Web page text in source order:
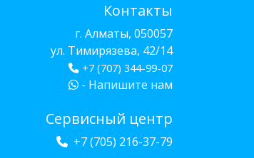
Контакты
г. Алматы, 050057
ул. Тимирязева, 42/14
+7 (707) 344-99-07
- Напишите нам
Сервисный центр
+7 (705) 216-37-79